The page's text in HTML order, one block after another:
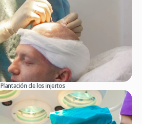
Plantación de los injertos